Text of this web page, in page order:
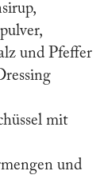
und Pfeffer
mit
und